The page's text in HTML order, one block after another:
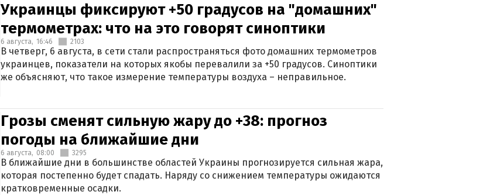
Украинцы фиксируют +50 градусов на "домашних"
термометрах: что на это говорят синоптики
6 августа, 16:46 2103
В четверг, 6 августа, в сети стали распространяться фото домашних термометров
украинцев, показатели на которых якобы перевалили за +50 градусов. Синоптики
же объясняют, что такое измерение температуры воздуха – неправильное.
Грозы сменят сильную жару до +38: прогноз
погоды на ближайшие дни
6 августа, 08:00 3295
В ближайшие дни в большинстве областей Украины прогнозируется сильная жара,
которая постепенно будет спадать. Наряду со снижением температуры ожидаются
кратковременные осадки.